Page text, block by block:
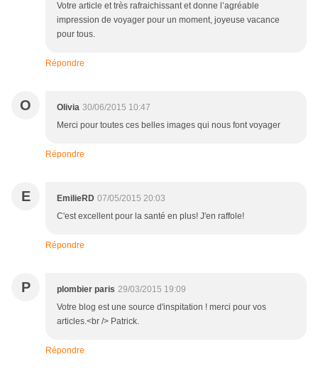
Votre article et très rafraichissant et donne l’agréable
impression de voyager pour un moment, joyeuse vacance
pour tous.
Répondre
O Olivia 30/06/2015 10:47
Merci pour toutes ces belles images qui nous font voyager
Répondre
E EmilieRD 07/05/2015 20:03
C'est excellent pour la santé en plus! J'en raffole!
Répondre
P plombier paris 29/03/2015 19:09
Votre blog est une source d'inspitation ! merci pour vos
articles.<br /> Patrick.
Répondre